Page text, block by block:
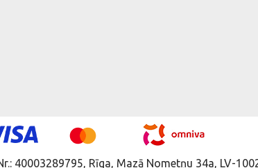
40003289795, Rīga, Mazā Nometņu 34a, LV-